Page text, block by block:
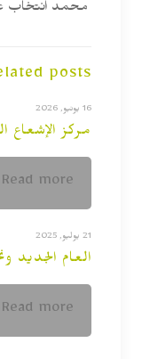
محمد انتخاب
posts
16 يونيو, 2026
مركز الإشعاع
Read more
21 يوليو, 2025
العام الجديد
Read more